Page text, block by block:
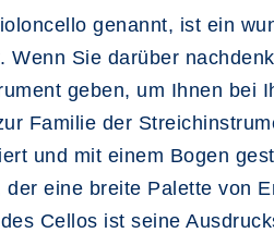
genannt, ist ein
Wenn Sie darüber
geben, um Ihnen bei
Familie der
und mit einem Bogen
der eine breite Palette von
Cellos ist seine